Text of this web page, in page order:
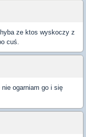
ze ktos wyskoczy z
cuś.
nie ogarniam go i się